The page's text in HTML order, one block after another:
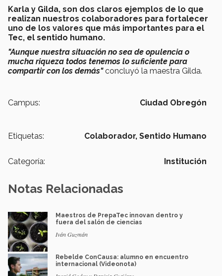
Karla y Gilda, son dos claros ejemplos de lo que
realizan nuestros colaboradores para fortalecer
uno de los valores que más importantes para el
Tec, el sentido humano.
"Aunque nuestra situación no sea de opulencia o
mucha riqueza todos tenemos lo suficiente para
compartir con los demás"concluyó la maestra Gilda.
Campus: Ciudad Obregón
Etiquetas: Colaborador, Sentido Humano
Categoría: Institución
Notas Relacionadas
Maestros de PrepaTec innovan dentro y
fuera del salón de ciencias
Iván Guzmán
Rebelde ConCausa: alumno en encuentro
internacional (Videonota)